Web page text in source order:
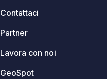
Contattaci
Partner
Lavora con noi
GeoSpot